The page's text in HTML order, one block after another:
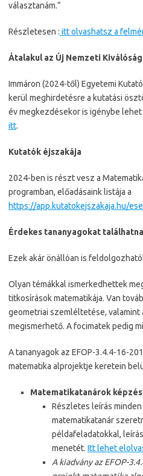
választanám.”
Részletesen : itt olvashatsz a
Átalakul az Új Nemzeti
Immáron (2024-től) Egyetemi
kerül meghirdetésre a kutatási
év megkezdésekor is igénybe
itt.
Kutatók éjszakája
2024-ben is részt vesz a
programban, előadásaink listája a
https://app.kutatokejszakaja.hu/
Érdekes tananyagokat
Ezek akár önállóan is
Olyan témákkal ismerkedhettek
titkosírások matematikája. Van
geometriai szemléltetése, valamint
megismerhető. A focimatek pedig
A tananyagok az EFOP-3.4.4-16-
matematika alprojektje keretein
Matematikatanárok
Részletes leírás
matematikatanár
példafeladatokkal,
menetét. Itt lehet
A kiadvány az EFOP-